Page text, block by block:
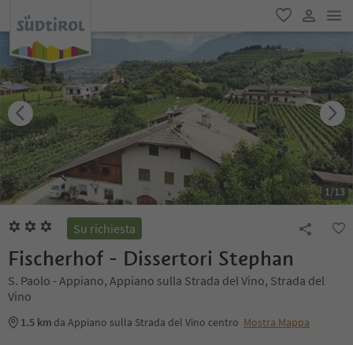
favoriti
user link
1/13
Su richiesta
Fischerhof - Dissertori Stephan
S. Paolo - Appiano, Appiano sulla Strada del Vino, Strada del
Vino
1.5 km da Appiano sulla Strada del Vino centro Mostra Mappa